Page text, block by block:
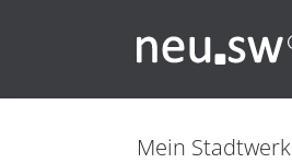
Mein Stadtwerk